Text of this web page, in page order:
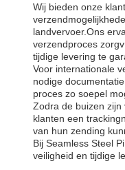
Wij bieden onze
landvervoer.Ons
verzendproces
tijdige levering te
Voor internationale
nodige
proces zo soepel
Zodra de buizen
klanten een
van hun zending
Bij Seamless Steel
veiligheid en tijdige